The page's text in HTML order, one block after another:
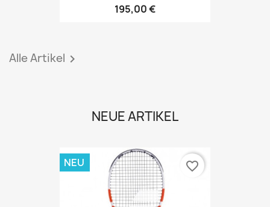
195,00 €
Alle Artikel 
NEUE ARTIKEL
NEU favorite_border